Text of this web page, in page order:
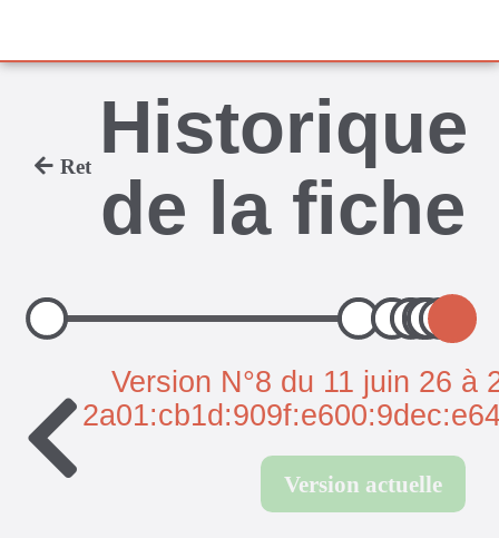
RetourHistorique
de la fiche
Version N°8 du 11 juin 26 à
Version actuelle